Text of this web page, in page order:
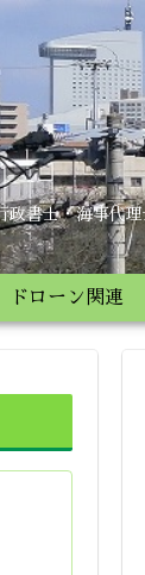
政書士・海事代
ドローン関連